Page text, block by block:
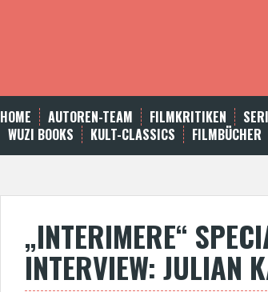
HOME AUTOREN-TEAM FILMKRITIKEN
WUZI BOOKS
KULT-CLASSICS FILMBÜCHER
„INTERIMERE“
INTERVIEW: JULIAN